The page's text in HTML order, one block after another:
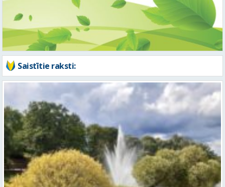
Saistītie raksti:
Piektdien laiks kļūs vēsāks un vējaināks